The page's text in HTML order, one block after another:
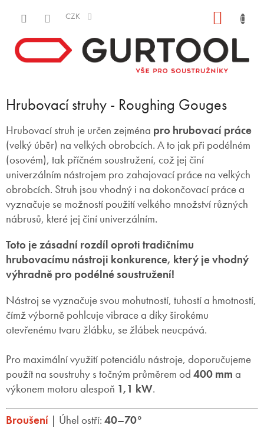
CZK
Hrubovací struhy - Roughing Gouges
Hrubovací struh je určen zejména pro hrubovací práce
(velký úběr) na velkých obrobcích. A to jak při podélném
(osovém), tak příčném soustružení, což jej činí
univerzálním nástrojem pro zahajovací práce na velkých
obrobcích. Struh jsou vhodný i na dokončovací práce a
vyznačuje se možností použití velkého množství různých
nábrusů, které jej činí univerzálním.
Toto je zásadní rozdíl oproti tradičnímu
hrubovacímu nástroji konkurence, který je vhodný
výhradně pro podélné soustružení!
Nástroj se vyznačuje svou mohutností, tuhostí a hmotností,
čímž výborně pohlcuje vibrace a díky širokému
otevřenému tvaru žlábku, se žlábek neucpává.
Pro maximální využití potenciálu nástroje, doporučujeme
použít na soustruhy s točným průměrem od 400 mm a
výkonem motoru alespoň 1,1 kW.
Broušení | Úhel ostří: 40–70°